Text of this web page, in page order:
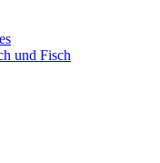
und Fisch